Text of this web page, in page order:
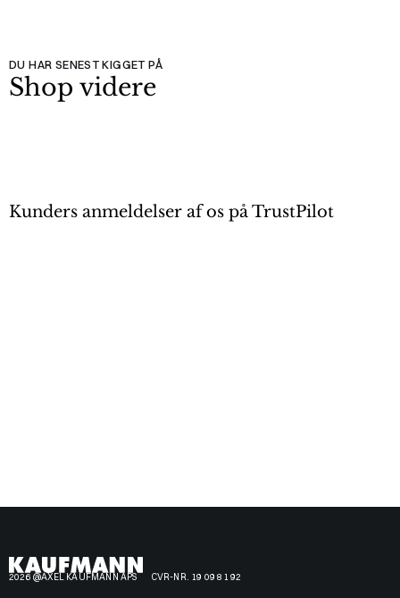
DU HAR SENEST KIGGET PÅ
Shop videre
Kunders anmeldelser af os på TrustPilot
2026 @AXEL KAUFMANN APS CVR-NR. 19 09 81 92